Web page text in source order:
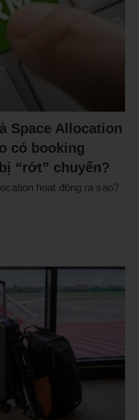
Space Allocation
có booking
“rớt” chuyến?
hoạt động ra sao?